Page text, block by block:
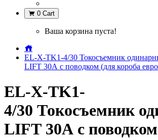
0 Cart
Ваша корзина пуста!
EL-X-TK1-4/30 Токосъемник
LIFT 30А с поводком (для короба
EL-X-TK1-
4/30 Токосъемник
LIFT 30А с